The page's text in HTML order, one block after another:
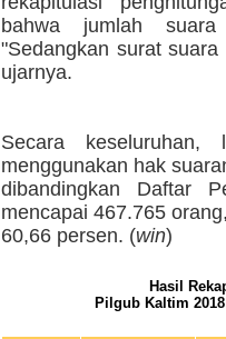
bahwa jumlah
"Sedangkan surat
ujarnya.
Secara keseluruhan,
menggunakan hak
dibandingkan Daftar
mencapai 467.765
60,66 persen. (win)
Hasil
Pilgub Kaltim